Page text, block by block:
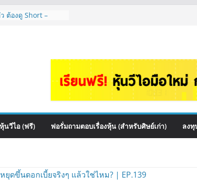
ต้องดู Short –
ปันผล? | Hot Topic
เหมาะถือเป็น
กล้วยๆ EP.1166
นไหนเหมาะถือเอา
นวีไอ (ฟรี) ฟอรั่มถามตอบเรื่องหุ้น (สำหรับศิษย์เก่า) ลงทุ